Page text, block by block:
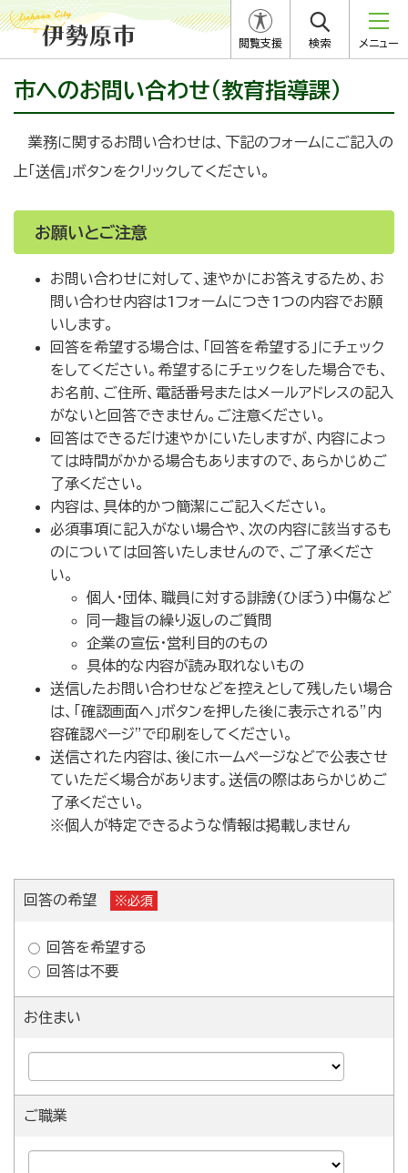
閲覧支援 検索 メニュー
市へのお問い合わせ（教育指導課）
業務に関するお問い合わせは、下記のフォームにご記入の
上「送信」ボタンをクリックしてください。
お願いとご注意
お問い合わせに対して、速やかにお答えするため、お
問い合わせ内容は1フォームにつき1つの内容でお願
いします。
回答を希望する場合は、「回答を希望する」にチェック
をしてください。希望するにチェックをした場合でも、
お名前、ご住所、電話番号またはメールアドレスの記入
がないと回答できません。ご注意ください。
回答はできるだけ速やかにいたしますが、内容によっ
ては時間がかかる場合もありますので、あらかじめご
了承ください。
内容は、具体的かつ簡潔にご記入ください。
必須事項に記入がない場合や、次の内容に該当するも
のについては回答いたしませんので、ご了承くださ
い。
個人・団体、職員に対する誹謗(ひぼう)中傷など
同一趣旨の繰り返しのご質問
企業の宣伝・営利目的のもの
具体的な内容が読み取れないもの
送信したお問い合わせなどを控えとして残したい場合
は、「確認画面へ」ボタンを押した後に表示される”内
容確認ページ”で印刷をしてください。
送信された内容は、後にホームページなどで公表させ
ていただく場合があります。送信の際はあらかじめご
了承ください。
※個人が特定できるような情報は掲載しません
回答の希望 ※必須
回答を希望する
回答は不要
お住まい
ご職業